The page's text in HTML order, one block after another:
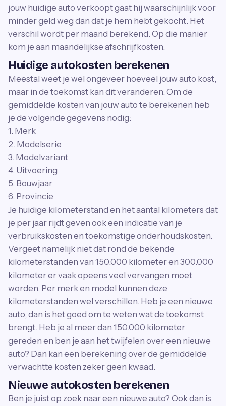
jouw huidige auto verkoopt gaat hij waarschijnlijk voor
minder geld weg dan dat je hem hebt gekocht. Het
verschil wordt per maand berekend. Op die manier
kom je aan maandelijkse afschrijfkosten.
Huidige autokosten berekenen
Meestal weet je wel ongeveer hoeveel jouw auto kost,
maar in de toekomst kan dit veranderen. Om de
gemiddelde kosten van jouw auto te berekenen heb
je de volgende gegevens nodig:
1. Merk
2. Modelserie
3. Modelvariant
4. Uitvoering
5. Bouwjaar
6. Provincie
Je huidige kilometerstand en het aantal kilometers dat
je per jaar rijdt geven ook een indicatie van je
verbruikskosten en toekomstige onderhoudskosten.
Vergeet namelijk niet dat rond de bekende
kilometerstanden van 150.000 kilometer en 300.000
kilometer er vaak opeens veel vervangen moet
worden. Per merk en model kunnen deze
kilometerstanden wel verschillen. Heb je een nieuwe
auto, dan is het goed om te weten wat de toekomst
brengt. Heb je al meer dan 150.000 kilometer
gereden en ben je aan het twijfelen over een nieuwe
auto? Dan kan een berekening over de gemiddelde
verwachtte kosten zeker geen kwaad.
Nieuwe autokosten berekenen
Ben je juist op zoek naar een nieuwe auto? Ook dan is